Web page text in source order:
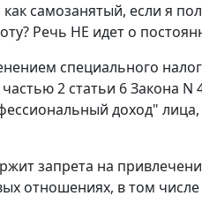
самозанятый, если я
Речь НЕ идет о
специального
2 статьи 6 Закона
доход"
запрета на
отношениях, в том